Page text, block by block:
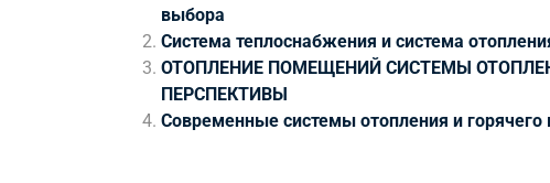
выбора
Система теплоснабжения и система
ОТОПЛЕНИЕ ПОМЕЩЕНИЙ СИСТЕМЫ
ПЕРСПЕКТИВЫ
Современные системы отопления и горячего